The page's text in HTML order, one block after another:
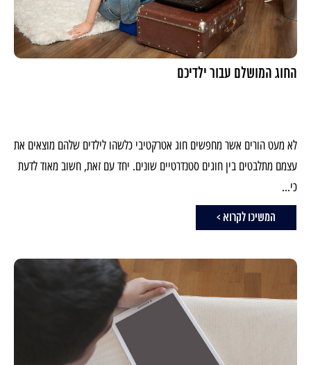
החוג המושלם עבור ילדיכם
לא מעט הורים אשר מחפשים חוג אטרקטיבי כלשהו לילדים שלהם מוצאים את
עצמם מתלבטים בין חוגים סטנדרטיים שונים. יחד עם זאת, חשוב מאוד לדעת
כי...
המשיכו לקרוא >